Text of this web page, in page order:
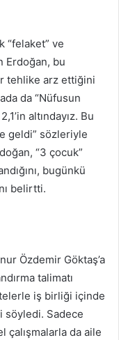
“felaket” ve
Erdoğan, bu
tehlike arz ettiğini
da “Nüfusun
altındayız. Bu
geldi” sözleriyle
“3 çocuk”
bugünkü
belirtti.
Özdemir Göktaş’a
talimatı
iş birliği içinde
Sadece
da aile